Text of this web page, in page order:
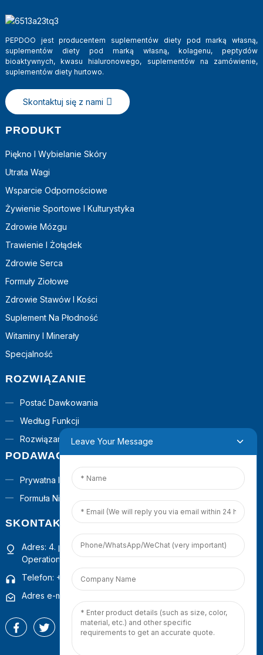
PEPDOO jest producentem suplementów diety pod marką własną,
suplementów diety pod marką własną, kolagenu, peptydów
bioaktywnych, kwasu hialuronowego, suplementów na zamówienie,
suplementów diety hurtowo.
Skontaktuj się z nami
PRODUKT
Piękno I Wybielanie Skóry
Utrata Wagi
Wsparcie Odpornościowe
Żywienie Sportowe I Kulturystyka
Zdrowie Mózgu
Trawienie I Żołądek
Zdrowie Serca
Formuły Ziołowe
Zdrowie Stawów I Kości
Suplement Na Płodność
Witaminy I Minerały
Specjalność
ROZWIĄZANIE
Postać Dawkowania
Według Funkcji
Rozwiązania Pod Klucz
PODAWAĆ
Prywatna Marka
Formuła Niestandardowa
SKONTAKTUJ SIĘ Z NAMI
Adres: 4. piętro, budynek 1, Guanyinshan Commercial
Operation Center, Xiamen, Fujian, Chiny
Telefon: +86 18965423693
Adres e-mail: mina.cao@foxmail.com
Leave Your Message